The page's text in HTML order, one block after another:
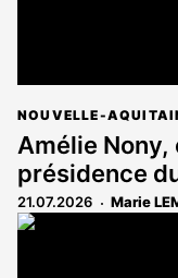
NOUVELLE-
Amélie Nony,
présidence
21.07.2026 Marie